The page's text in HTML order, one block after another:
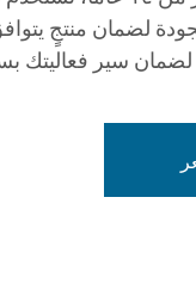
لضمان منتجٍ
لضمان سير فعاليتك